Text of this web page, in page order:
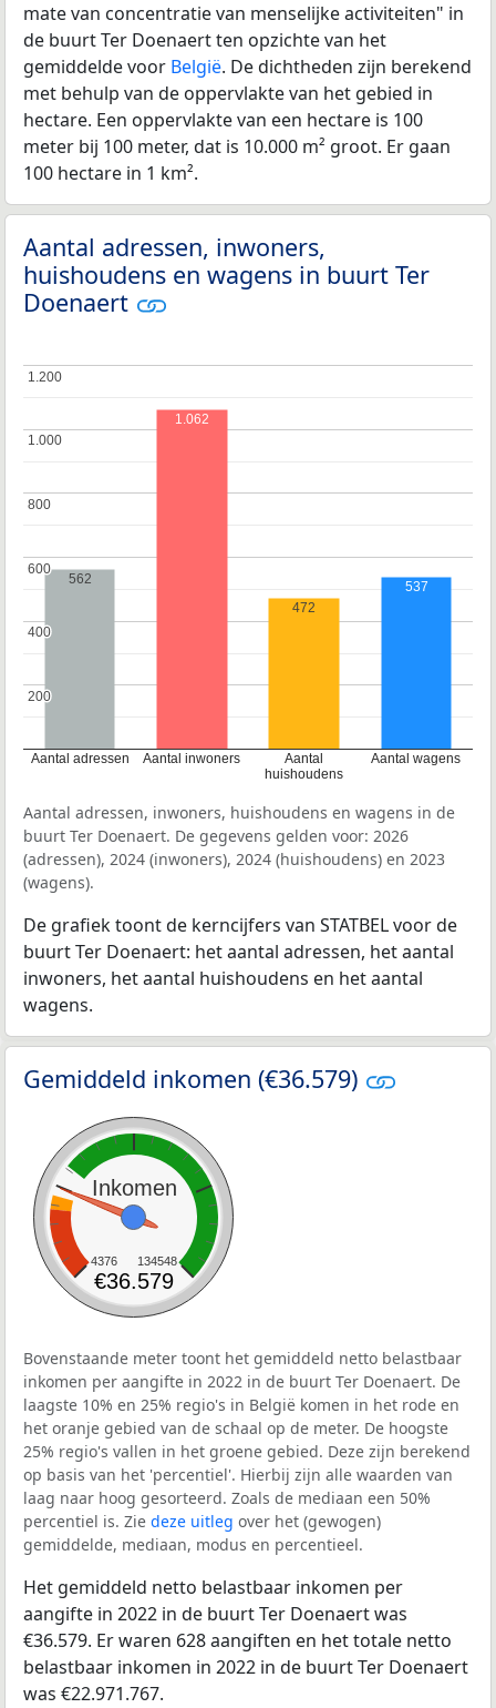
mate van concentratie van menselijke activiteiten" in
de buurt Ter Doenaert ten opzichte van het
gemiddelde voor België. De dichtheden zijn berekend
met behulp van de oppervlakte van het gebied in
hectare. Een oppervlakte van een hectare is 100
meter bij 100 meter, dat is 10.000 m² groot. Er gaan
100 hectare in 1 km².
Aantal adressen, inwoners,
huishoudens en wagens in buurt Ter
Doenaert
Aantal adressen Aantal inwoners
Aantal
huishoudens
Aantal wagens
200
200
400
400
600
600
800
800
1.000
1.000
1.200
1.200
562
1.062
472
537
Aantal adressen, inwoners, huishoudens en wagens in de
buurt Ter Doenaert. De gegevens gelden voor: 2026
(adressen), 2024 (inwoners), 2024 (huishoudens) en 2023
(wagens).
De grafiek toont de kerncijfers van STATBEL voor de
buurt Ter Doenaert: het aantal adressen, het aantal
inwoners, het aantal huishoudens en het aantal
wagens.
Gemiddeld inkomen (€36.579)
Inkomen
4376 134548
€36.579
Bovenstaande meter toont het gemiddeld netto belastbaar
inkomen per aangifte in 2022 in de buurt Ter Doenaert. De
laagste 10% en 25% regio's in België komen in het rode en
het oranje gebied van de schaal op de meter. De hoogste
25% regio's vallen in het groene gebied. Deze zijn berekend
op basis van het 'percentiel'. Hierbij zijn alle waarden van
laag naar hoog gesorteerd. Zoals de mediaan een 50%
percentiel is. Zie deze uitleg over het (gewogen)
gemiddelde, mediaan, modus en percentieel.
Het gemiddeld netto belastbaar inkomen per
aangifte in 2022 in de buurt Ter Doenaert was
€36.579. Er waren 628 aangiften en het totale netto
belastbaar inkomen in 2022 in de buurt Ter Doenaert
was €22.971.767.